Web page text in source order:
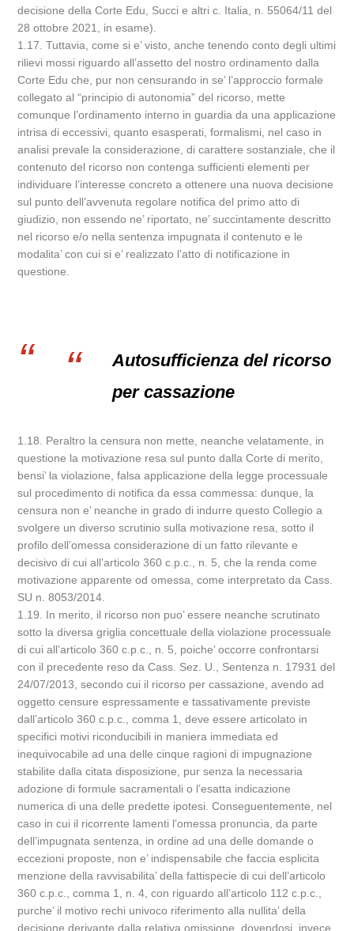
decisione della Corte Edu, Succi e altri c. Italia, n. 55064/11 del
28 ottobre 2021, in esame).
1.17. Tuttavia, come si e’ visto, anche tenendo conto degli ultimi
rilievi mossi riguardo all’assetto del nostro ordinamento dalla
Corte Edu che, pur non censurando in se’ l’approccio formale
collegato al “principio di autonomia” del ricorso, mette
comunque l’ordinamento interno in guardia da una applicazione
intrisa di eccessivi, quanto esasperati, formalismi, nel caso in
analisi prevale la considerazione, di carattere sostanziale, che il
contenuto del ricorso non contenga sufficienti elementi per
individuare l’interesse concreto a ottenere una nuova decisione
sul punto dell’avvenuta regolare notifica del primo atto di
giudizio, non essendo ne’ riportato, ne’ succintamente descritto
nel ricorso e/o nella sentenza impugnata il contenuto e le
modalita’ con cui si e’ realizzato l’atto di notificazione in
questione.
Autosufficienza del ricorso
per cassazione
1.18. Peraltro la censura non mette, neanche velatamente, in
questione la motivazione resa sul punto dalla Corte di merito,
bensi’ la violazione, falsa applicazione della legge processuale
sul procedimento di notifica da essa commessa: dunque, la
censura non e’ neanche in grado di indurre questo Collegio a
svolgere un diverso scrutinio sulla motivazione resa, sotto il
profilo dell’omessa considerazione di un fatto rilevante e
decisivo di cui all’articolo 360 c.p.c., n. 5, che la renda come
motivazione apparente od omessa, come interpretato da Cass.
SU n. 8053/2014.
1.19. In merito, il ricorso non puo’ essere neanche scrutinato
sotto la diversa griglia concettuale della violazione processuale
di cui all’articolo 360 c.p.c., n. 5, poiche’ occorre confrontarsi
con il precedente reso da Cass. Sez. U., Sentenza n. 17931 del
24/07/2013, secondo cui il ricorso per cassazione, avendo ad
oggetto censure espressamente e tassativamente previste
dall’articolo 360 c.p.c., comma 1, deve essere articolato in
specifici motivi riconducibili in maniera immediata ed
inequivocabile ad una delle cinque ragioni di impugnazione
stabilite dalla citata disposizione, pur senza la necessaria
adozione di formule sacramentali o l’esatta indicazione
numerica di una delle predette ipotesi. Conseguentemente, nel
caso in cui il ricorrente lamenti l’omessa pronuncia, da parte
dell’impugnata sentenza, in ordine ad una delle domande o
eccezioni proposte, non e’ indispensabile che faccia esplicita
menzione della ravvisabilita’ della fattispecie di cui dell’articolo
360 c.p.c., comma 1, n. 4, con riguardo all’articolo 112 c.p.c.,
purche’ il motivo rechi univoco riferimento alla nullita’ della
decisione derivante dalla relativa omissione, dovendosi, invece,